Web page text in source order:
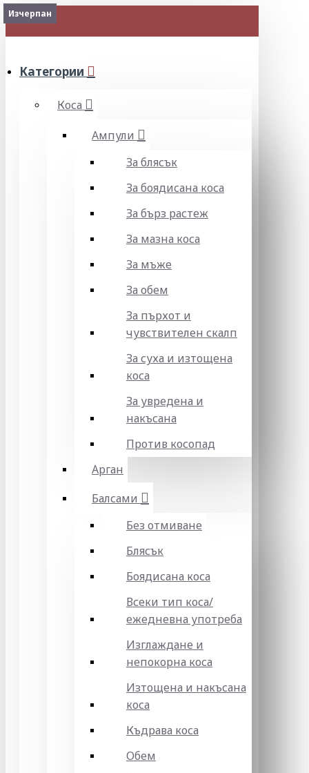
МЕНЮ
Категории
Коса
Ампули
За блясък
За боядисана коса
За бърз растеж
За мазна коса
За мъже
За обем
За пърхот и
чувствителен скалп
За суха и изтощена
коса
За увредена и
накъсана
Против косопад
Арган
Балсами
Без отмиване
Блясък
Боядисана коса
Всеки тип коса/
ежедневна употреба
Изглаждане и
непокорна коса
Изтощена и накъсана
коса
Къдрава коса
Обем
Изчерпан